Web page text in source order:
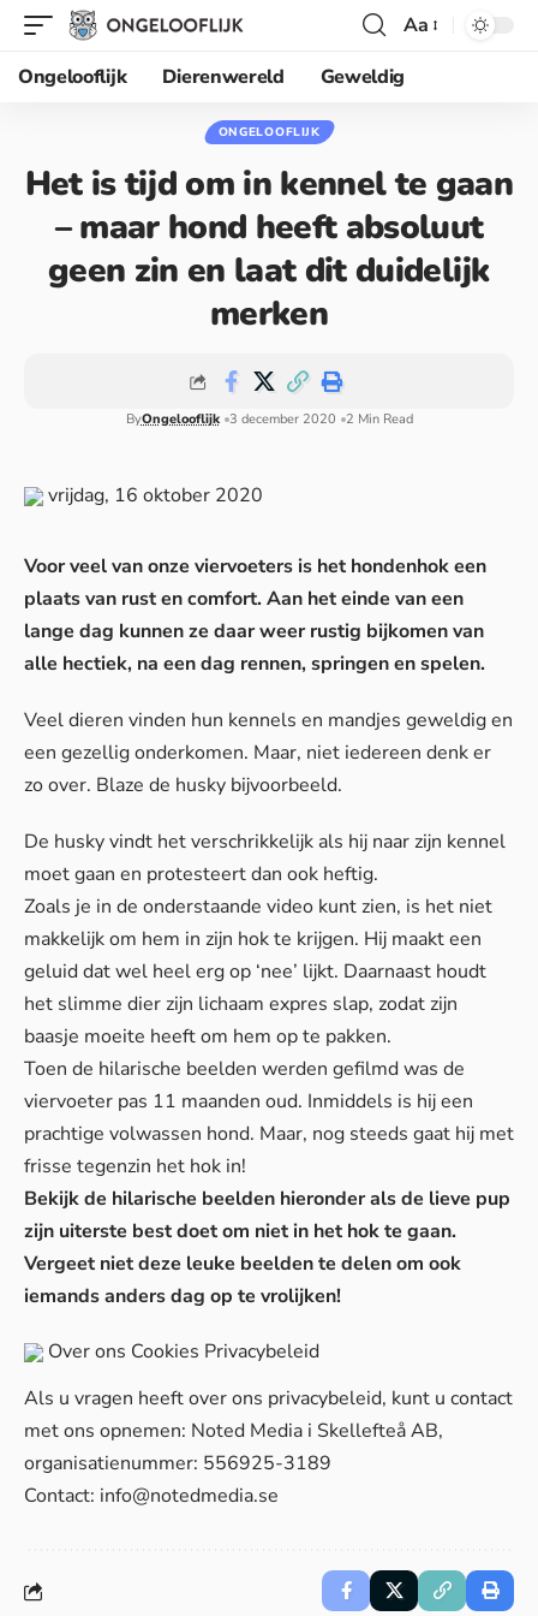
Aa
Ongelooflijk
Dierenwereld Geweldig
ONGELOOFLIJK
Het is tijd om in kennel te gaan
– maar hond heeft absoluut
geen zin en laat dit duidelijk
merken
ByOngelooflijk 3 december 2020 2 Min Read
vrijdag, 16 oktober 2020
Voor veel van onze viervoeters is het hondenhok een
plaats van rust en comfort. Aan het einde van een
lange dag kunnen ze daar weer rustig bijkomen van
alle hectiek, na een dag rennen, springen en spelen.
Veel dieren vinden hun kennels en mandjes geweldig en
een gezellig onderkomen. Maar, niet iedereen denk er
zo over. Blaze de husky bijvoorbeeld.
De husky vindt het verschrikkelijk als hij naar zijn kennel
moet gaan en protesteert dan ook heftig.
Zoals je in de onderstaande video kunt zien, is het niet
makkelijk om hem in zijn hok te krijgen. Hij maakt een
geluid dat wel heel erg op ‘nee’ lijkt. Daarnaast houdt
het slimme dier zijn lichaam expres slap, zodat zijn
baasje moeite heeft om hem op te pakken.
Toen de hilarische beelden werden gefilmd was de
viervoeter pas 11 maanden oud. Inmiddels is hij een
prachtige volwassen hond. Maar, nog steeds gaat hij met
frisse tegenzin het hok in!
Bekijk de hilarische beelden hieronder als de lieve pup
zijn uiterste best doet om niet in het hok te gaan.
Vergeet niet deze leuke beelden te delen om ook
iemands anders dag op te vrolijken!
Over ons Cookies Privacybeleid
Als u vragen heeft over ons privacybeleid, kunt u contact
met ons opnemen: Noted Media i Skellefteå AB,
organisatienummer: 556925-3189
Contact: info@notedmedia.se